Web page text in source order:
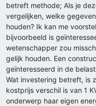
betreft methode; Als je
vergelijken, welke
houden? Ik kan me
bijvoorbeeld is
wetenschapper zou
gelijk houden. Een
geïnteresseerd in de
Wat investering betreft, is
kostprijs verschil is van 1
onderwerp haar eigen